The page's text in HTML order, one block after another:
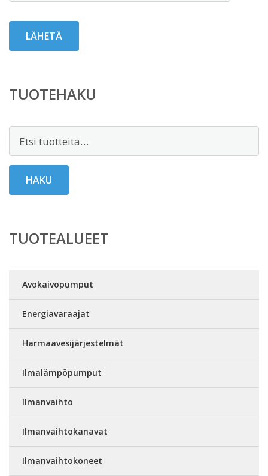
TUOTEHAKU
HAKU
TUOTEALUEET
Avokaivopumput
Energiavaraajat
Harmaavesijärjestelmät
Ilmalämpöpumput
Ilmanvaihto
Ilmanvaihtokanavat
Ilmanvaihtokoneet